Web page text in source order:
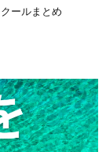
ールまとめ